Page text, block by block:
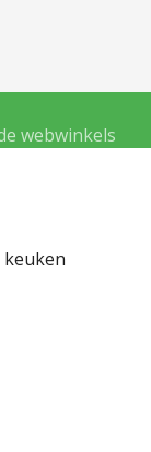
webwinkels